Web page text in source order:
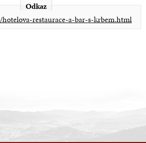
Odkaz
restaurace-a-bar-s-krbem.html